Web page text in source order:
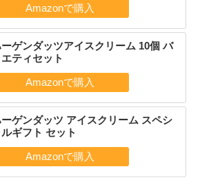
ゲンダッツアイスクリーム 10個 バ
ティセット
ゲンダッツ アイスクリーム スペシ
ルギフト セット